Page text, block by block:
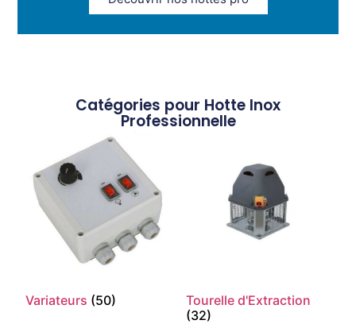
Catégories pour Hotte Inox
Professionnelle
Variateurs (50)
Tourelle d'Extraction
(32)